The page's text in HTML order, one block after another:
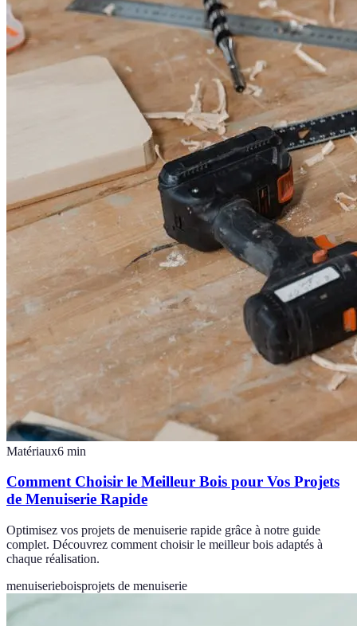
Matériaux6 min
Comment Choisir le Meilleur Bois pour Vos Projets
de Menuiserie Rapide
Optimisez vos projets de menuiserie rapide grâce à notre guide
complet. Découvrez comment choisir le meilleur bois adaptés à
chaque réalisation.
menuiserieboisprojets de menuiserie